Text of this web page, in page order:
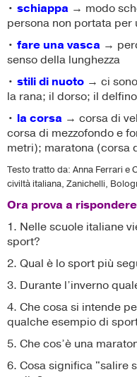
• schiappa → modo
persona non portata per
• fare una vasca →
senso della lunghezza
• stili di nuoto → ci
la rana; il dorso; il delfino
• la corsa → corsa di
corsa di mezzofondo e
metri); maratona (corsa
Testo tratto da: Anna Ferrari e
civiltà italiana, Zanichelli,
Ora prova a
1. Nelle scuole italiane
sport?
2. Qual è lo sport più
3. Durante l’inverno
4. Che cosa si intende
qualche esempio di
5. Che cos’è una
6. Cosa significa "salire